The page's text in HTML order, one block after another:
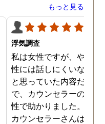
もっと見る
浮気調査
私は女性ですが、やはり
性には話しにくいな。。
と思っていた内容だった
で、カウンセラーの方が
性で助かりました。MR
カウンセラーさんはすご